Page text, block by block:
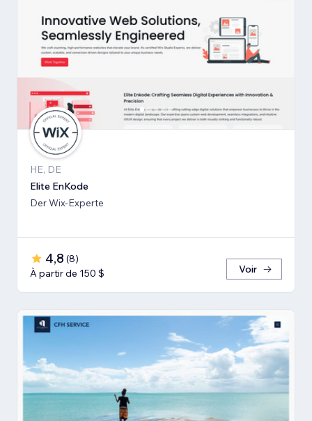
HE, DE
Elite EnKode
Der Wix-Experte
4,8 (8)
À partir de 150 $
Voir